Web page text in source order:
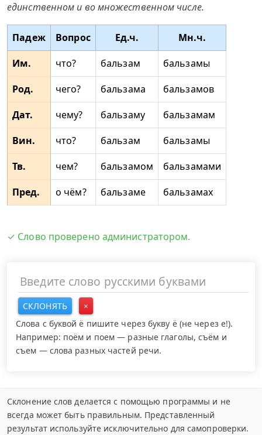
единственном и во множественном числе.
Падеж Вопрос Ед.ч.
Мн.ч.
Им.
что? бальзам
бальзамы
Род.
чего? бальзама
бальзамов
Дат.
чему? бальзаму
бальзамам
Вин.
что? бальзам
бальзамы
Тв.
чем? бальзамом
бальзамами
Пред.
о чём? бальзаме бальзамах
✓ Слово проверено администратором.
СКЛОНЯТЬ
×
Слова с буквой ё пишите через букву ё (не через е!).
Например: поём и поем — разные глаголы, съём и
съем — слова разных частей речи.
Склонение слов делается с помощью программы и не
всегда может быть правильным. Представленный
результат используйте исключительно для самопроверки.